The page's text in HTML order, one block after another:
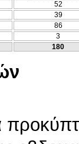
52
39
86
3
180